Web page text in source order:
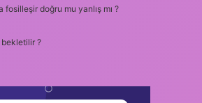
fosilleşir doğru mu yanlış mı ?
?